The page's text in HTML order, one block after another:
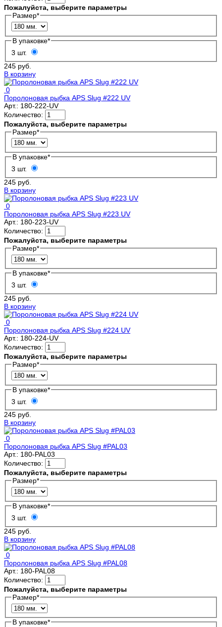
Пожалуйста, выберите параметры
Размер*
В упаковке*
3 шт.
245 руб.
В корзину
0
Поролоновая рыбка APS Slug #222 UV
Арт.: 180-222-UV
Количество:
Пожалуйста, выберите параметры
Размер*
В упаковке*
3 шт.
245 руб.
В корзину
0
Поролоновая рыбка APS Slug #223 UV
Арт.: 180-223-UV
Количество:
Пожалуйста, выберите параметры
Размер*
В упаковке*
3 шт.
245 руб.
В корзину
0
Поролоновая рыбка APS Slug #224 UV
Арт.: 180-224-UV
Количество:
Пожалуйста, выберите параметры
Размер*
В упаковке*
3 шт.
245 руб.
В корзину
0
Поролоновая рыбка APS Slug #PAL03
Арт.: 180-PAL03
Количество:
Пожалуйста, выберите параметры
Размер*
В упаковке*
3 шт.
245 руб.
В корзину
0
Поролоновая рыбка APS Slug #PAL08
Арт.: 180-PAL08
Количество:
Пожалуйста, выберите параметры
Размер*
В упаковке*